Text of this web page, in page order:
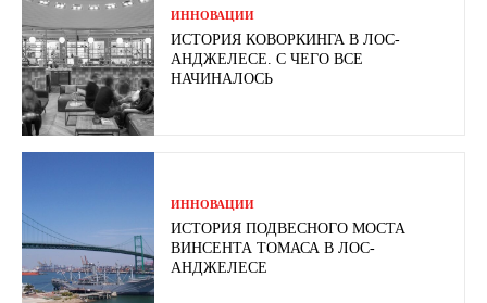
ИННОВАЦИИ
ИСТОРИЯ КОВОРКИНГА В ЛОС-
АНДЖЕЛЕСЕ. С ЧЕГО ВСЕ
НАЧИНАЛОСЬ
ИННОВАЦИИ
ИСТОРИЯ ПОДВЕСНОГО МОСТА
ВИНСЕНТА ТОМАСА В ЛОС-
АНДЖЕЛЕСЕ